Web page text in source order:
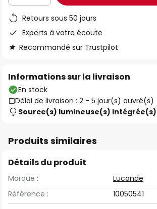
Retours sous 50 jours
Experts à votre écoute
Recommandé sur Trustpilot
Informations sur la livraison
En stock
Délai de livraison : 2 - 5 jour(s) ouvré(s)
Source(s) lumineuse(s) intégrée(s)
Produits similaires
Détails du produit
Marque :
Lucande
Référence :
10050541